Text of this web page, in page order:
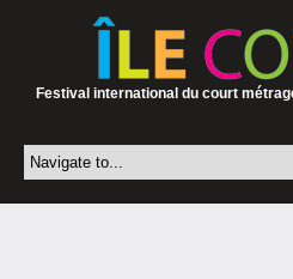
Festival international du court